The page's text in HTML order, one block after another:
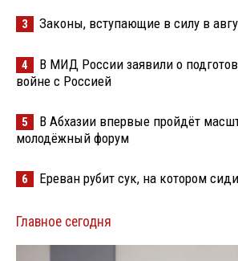
3 Законы, вступающие в силу в
4
В МИД России заявили о
войне с Россией
5
В Абхазии впервые пройдёт
молодёжный форум
6 Ереван рубит сук, на котором
Главное сегодня